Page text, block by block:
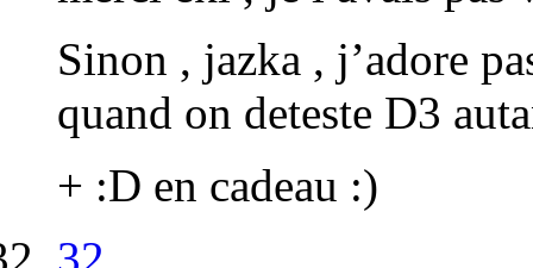
Sinon , jazka , j’adore
quand on deteste D3
+ :D en cadeau :)